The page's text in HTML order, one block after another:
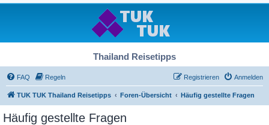
Thailand Reisetipps
FAQ Regeln Anmelden
Registrieren
TUK TUK Thailand Reisetipps Foren-Übersicht Häufig gestellte Fragen
Häufig gestellte Fragen